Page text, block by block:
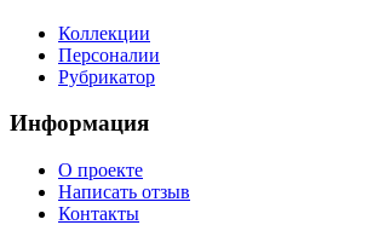
Коллекции
Персоналии
Рубрикатор
Информация
О проекте
Написать отзыв
Контакты